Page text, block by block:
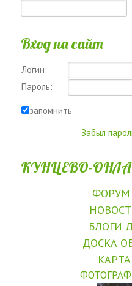
Вход на сайт
Логин:
Пароль:
запомнить
Забыл
КУНЦЕВО-
ФОРУМ
БЛОГИ
ДОСКА